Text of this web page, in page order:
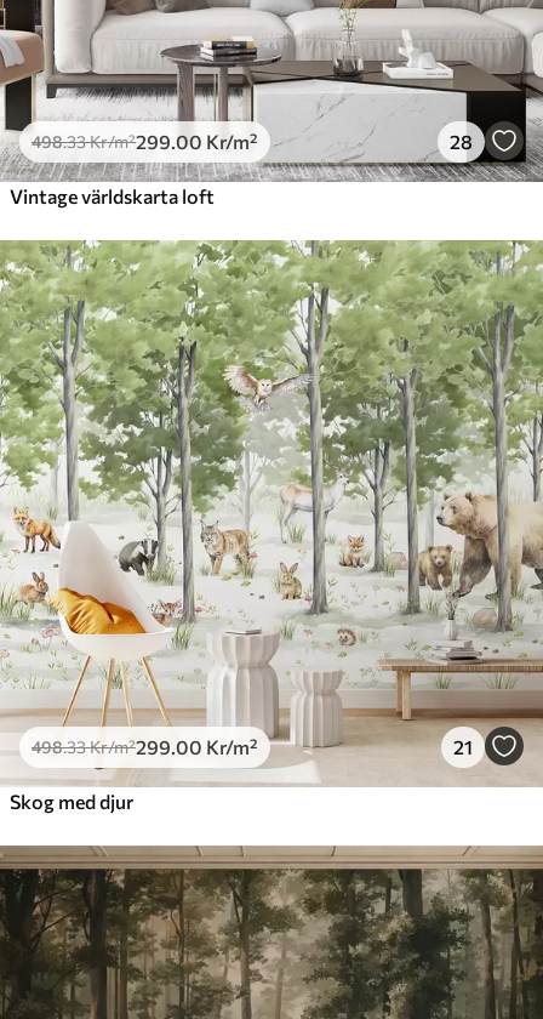
498.33Kr/m²299 .00 Kr/m² 28
Vintage världskarta loft
498.33Kr/m²299 .00 Kr/m² 21
Skog med djur